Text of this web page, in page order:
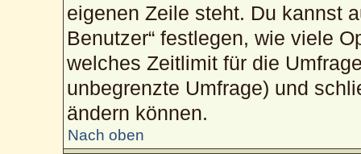
eigenen Zeile steht. Du kannst
Benutzer“ festlegen, wie viele
welches Zeitlimit für die
unbegrenzte Umfrage) und
ändern können.
Nach oben